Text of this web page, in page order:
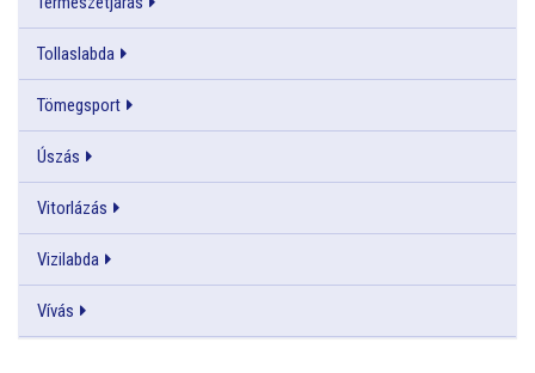
Tollaslabda
Tömegsport
Úszás
Vitorlázás
Vizilabda
Vívás